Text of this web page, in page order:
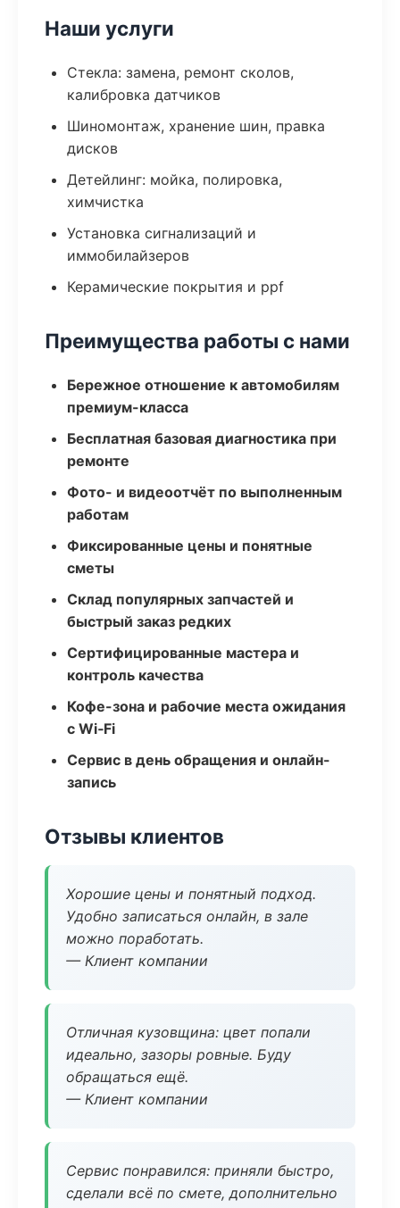
Наши услуги
Стекла: замена, ремонт сколов,
калибровка датчиков
Шиномонтаж, хранение шин, правка
дисков
Детейлинг: мойка, полировка,
химчистка
Установка сигнализаций и
иммобилайзеров
Керамические покрытия и ppf
Преимущества работы с нами
Бережное отношение к автомобилям
премиум-класса
Бесплатная базовая диагностика при
ремонте
Фото- и видеоотчёт по выполненным
работам
Фиксированные цены и понятные
сметы
Склад популярных запчастей и
быстрый заказ редких
Сертифицированные мастера и
контроль качества
Кофе-зона и рабочие места ожидания
с Wi‑Fi
Сервис в день обращения и онлайн-
запись
Отзывы клиентов
Хорошие цены и понятный подход.
Удобно записаться онлайн, в зале
можно поработать.
— Клиент компании
Отличная кузовщина: цвет попали
идеально, зазоры ровные. Буду
обращаться ещё.
— Клиент компании
Сервис понравился: приняли быстро,
сделали всё по смете, дополнительно